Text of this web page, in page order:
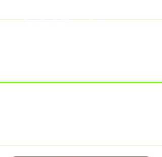
​7/19：臨時休業（大井川港トライア